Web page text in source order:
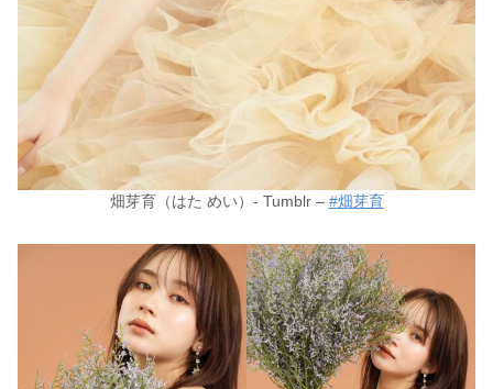
畑芽育（はた めい）- Tumblr – #畑芽育